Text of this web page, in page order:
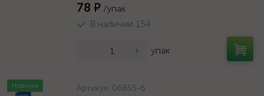
78 ₽ /упак
В наличии 154
+ упак
Новинка Артикул: 06855-6